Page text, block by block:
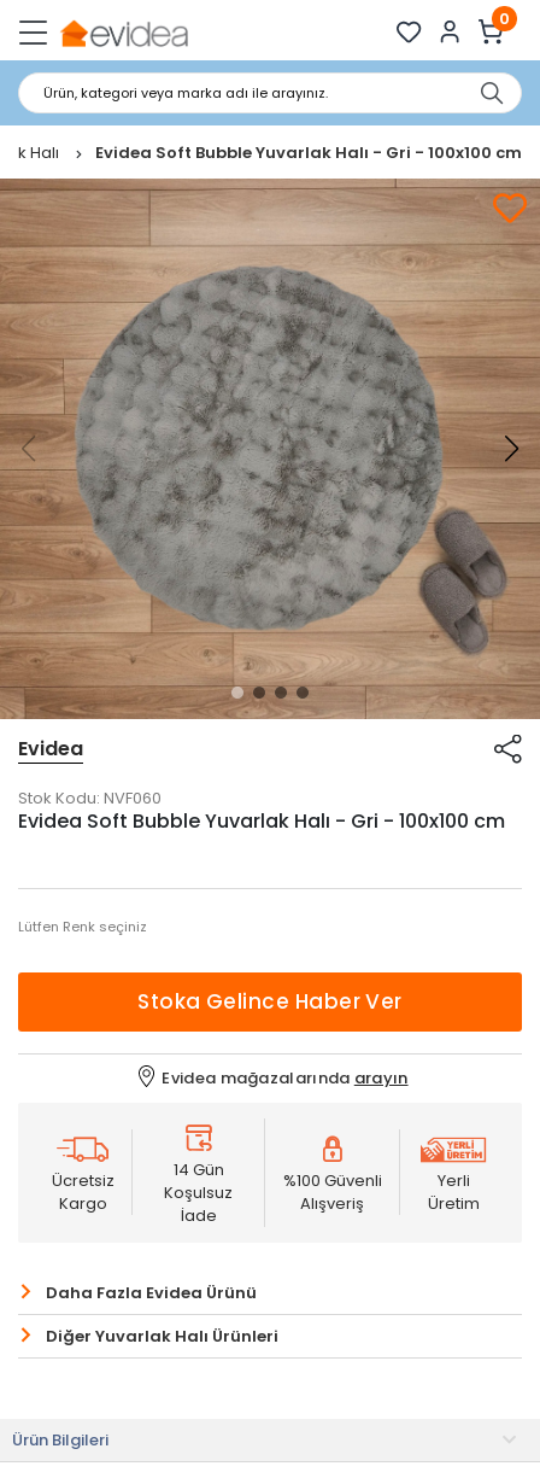
0
Ürün, kategori veya marka adı ile arayınız.
Halı Evidea Soft Bubble Yuvarlak Halı - Gri - 100x100 cm
Evidea
Stok Kodu: NVF060
Evidea Soft Bubble Yuvarlak Halı - Gri - 100x100 cm
Lütfen Renk seçiniz
Stoka Gelince Haber Ver
Evidea mağazalarında arayın
Ücretsiz
Kargo
14 Gün
Koşulsuz
İade
%100 Güvenli
Alışveriş
Yerli
Üretim
Daha Fazla Evidea Ürünü
Diğer Yuvarlak Halı Ürünleri
Ürün Bilgileri